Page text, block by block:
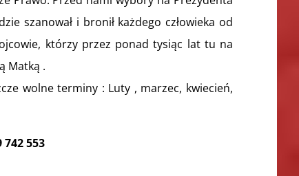
szanował i bronił każdego człowieka od
którzy przez ponad tysiąc lat tu na
Matką .
wolne terminy : Luty , marzec, kwiecień,
553